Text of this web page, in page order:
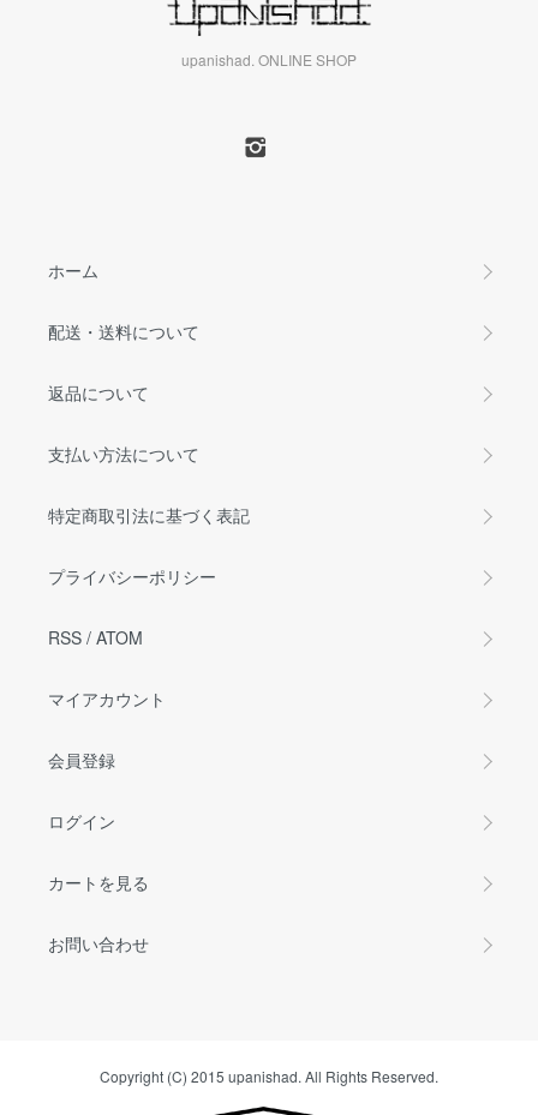
upanishad. ONLINE SHOP
ホーム
配送・送料について
返品について
支払い方法について
特定商取引法に基づく表記
プライバシーポリシー
RSS / ATOM
マイアカウント
会員登録
ログイン
カートを見る
お問い合わせ
Copyright (C) 2015 upanishad. All Rights Reserved.